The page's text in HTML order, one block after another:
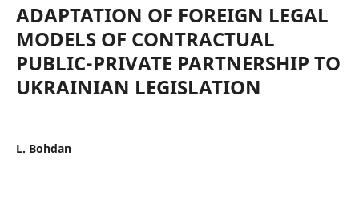
ADAPTATION OF FOREIGN LEGAL
MODELS OF CONTRACTUAL
PUBLIC-PRIVATE PARTNERSHIP TO
UKRAINIAN LEGISLATION
L. Bohdan